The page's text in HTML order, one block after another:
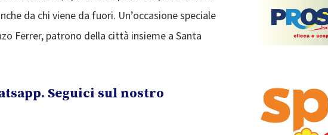
da chi viene da fuori. Un’occasione speciale
Ferrer, patrono della città insieme a Santa
Seguici sul nostro